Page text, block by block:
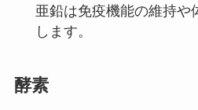
亜鉛は免疫機能の維持や
します。
酵素